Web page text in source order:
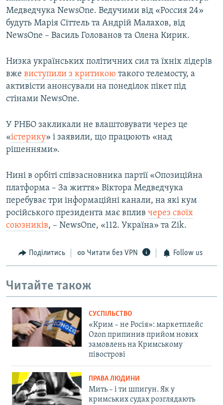
Медведчука NewsOne. Ведучими від «Россия 24»
будуть Марія Сіттель та Андрій Малахов, від
NewsOne – Василь Голованов та Олена Кирик.
Низка українських політичних сил та їхніх лідерів
вже виступили з критикою такого телемосту, а
активісти анонсували на понеділок пікет під
стінами NewsOne.
У РНБО закликали не влаштовувати через це
«істерику» і заявили, що працюють «над
рішеннями».
Нині в орбіті співзасновника партії «Опозиційна
платформа – За життя» Віктора Медведчука
перебуває три інформаційні канали, на які кум
російського президента має вплив через своїх
союзників, – NewsOne, «112. Україна» та Zik.
Поділитись Читати без VPN Follow us
Читайте також
СУСПІЛЬСТВО
«Крим – не Росія»: маркетплейс
Ozon припинив прийом нових
замовлень на Кримському
півострові
ПРАВА ЛЮДИНИ
Мить – і ти шпигун. Як у
кримських судах розглядають